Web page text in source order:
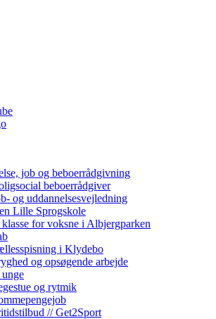
job og beboerrådgivning
beboerrådgiver
og uddannelsesvejledning
Lille Sprogskole
klasse for voksne i Albjergparken
i Klydebo
og opsøgende arbejde
og rytmik
// Get2Sport